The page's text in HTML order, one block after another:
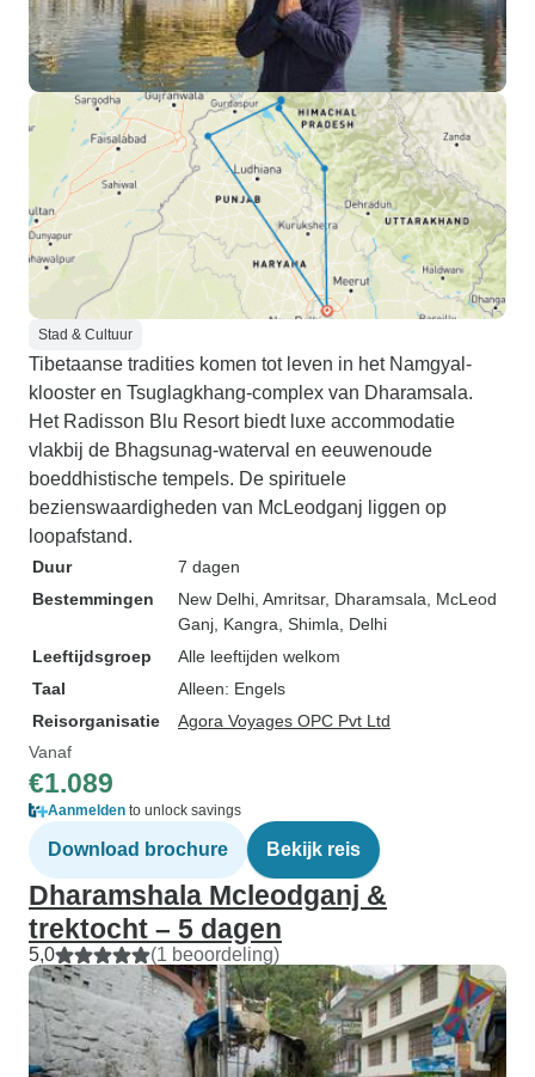
Stad & Cultuur
Tibetaanse tradities komen tot leven in het Namgyal-
klooster en Tsuglagkhang-complex van Dharamsala.
Het Radisson Blu Resort biedt luxe accommodatie
vlakbij de Bhagsunag-waterval en eeuwenoude
boeddhistische tempels. De spirituele
bezienswaardigheden van McLeodganj liggen op
loopafstand.
Duur
7 dagen
Bestemmingen
New Delhi , Amritsar, Dharamsala , McLeod
Ganj , Kangra , Shimla , Delhi
Leeftijdsgroep
Alle leeftijden welkom
Taal
Alleen: Engels
Reisorganisatie
Agora Voyages OPC Pvt Ltd
Vanaf
€1.089
Aanmelden to unlock savings
Download brochure Bekijk reis
Dharamshala Mcleodganj &
trektocht – 5 dagen
5,0 (1 beoordeling)